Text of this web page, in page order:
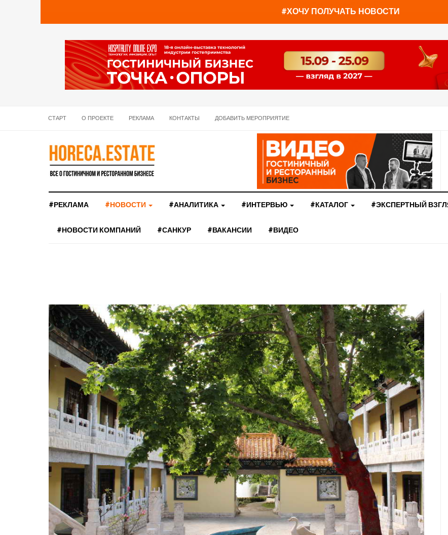
#ХОЧУ ПОЛУЧАТЬ НОВОСТИ
СТАРТ О ПРОЕКТЕ РЕКЛАМА КОНТАКТЫ ДОБАВИТЬ МЕРОПРИЯТИЕ
#РЕКЛАМА #НОВОСТИ #АНАЛИТИКА #ИНТЕРВЬЮ #КАТАЛОГ #ЭКСПЕРТНЫЙ
#НОВОСТИ КОМПАНИЙ #САНКУР #ВАКАНСИИ #ВИДЕО